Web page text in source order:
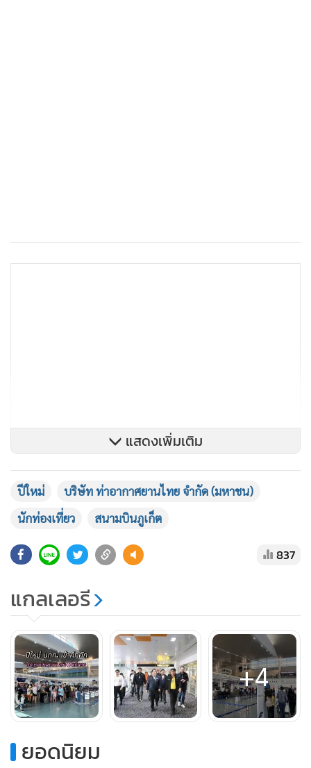
เพื่อรองรับการเดินทางของผู้โดยสารในช่วงเทศกาลปีใหม่ 2568
ซึ่งในวันที่ 28 ธ.ค.67 มีจำนวนผู้โดยสารใช้บริการ ทภก.
ประมาณ 62,000 คน และมีจำนวนเที่ยวบินรวม 362 เที่ยวบิน
โดย ทภก. ได้เพิ่มช่องทางอำนวยความสะดวกให้ผู้โดยสาร โดย
เปิดช่องทางใช้งานระบบ Biometric เพื่อความรวดเร็ว และ ลด
เวลารอคอยด้านการเช็กอิน พร้อมจัดเจ้าหน้าที่เชิงรุกอำนวย
ความสะดวก และให้คำแนะนำในการผ่านช่องทางต่างๆ
แสดงเพิ่มเติม
ปีใหม่
บริษัท ท่าอากาศยานไทย จำกัด (มหาชน)
นักท่องเที่ยว
สนามบินภูเก็ต
837
แกลเลอรี
+4
ยอดนิยม